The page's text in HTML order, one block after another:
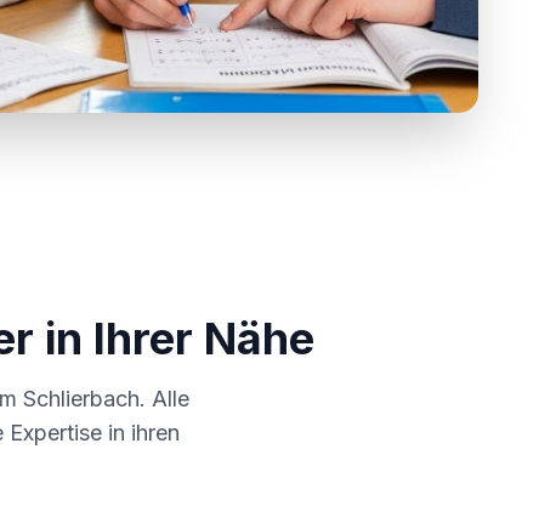
in Ihrer Nähe
Schlierbach. Alle
in ihren